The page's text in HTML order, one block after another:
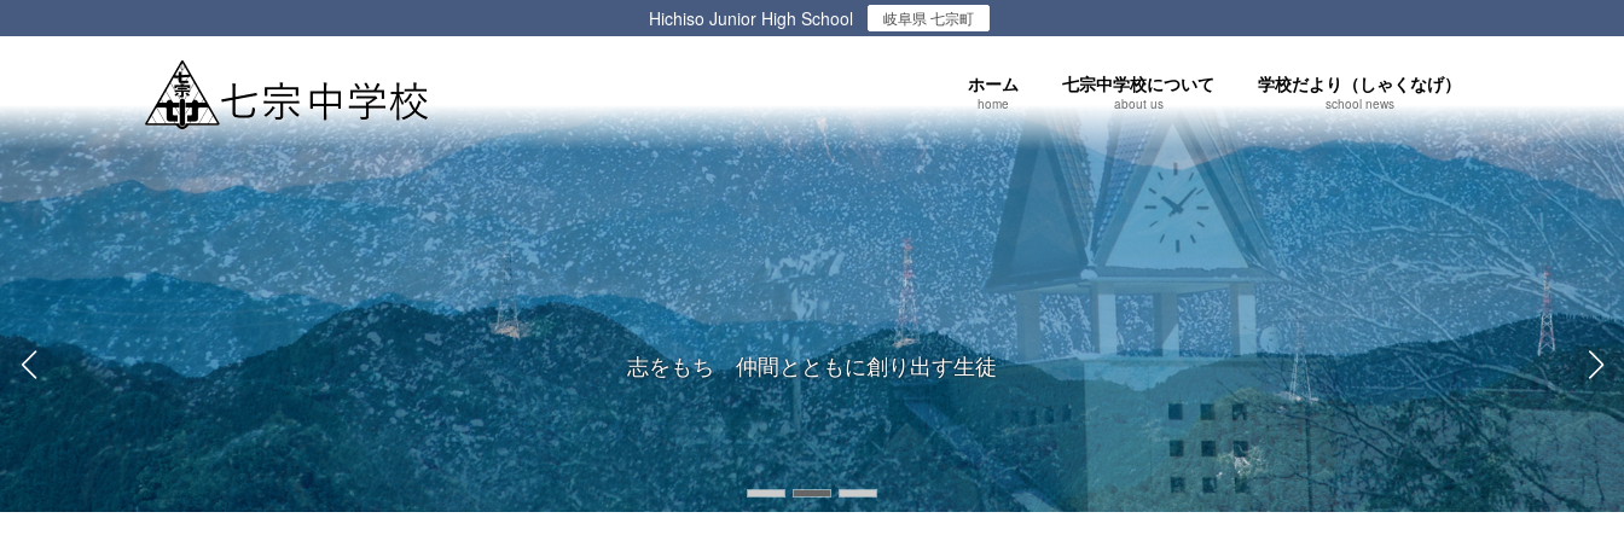
ン
ツ
へ
ス
キ
ッ
プ
ビ
シ
ョ
ン
に
移
動
Hichiso Junior High School 岐阜県 七宗町
ホーム
home
七宗中学校について
about us
学校だより（しゃくなげ）
school news
志をもち 仲間とともに創り出す生徒
志をもち 仲間とともに創り出す生徒
志をもち 仲間とともに創り出す生徒